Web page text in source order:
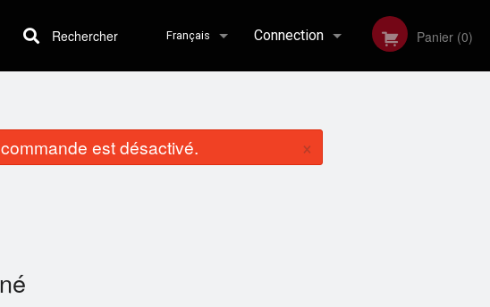
Français Connection Panier (0)
Rechercher
est désactivé. ×